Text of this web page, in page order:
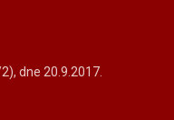
dne 20.9.2017.